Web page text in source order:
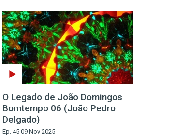
O Legado de João Domingos
Bomtempo 06 (João Pedro
Delgado)
Ep. 45 09 Nov 2025